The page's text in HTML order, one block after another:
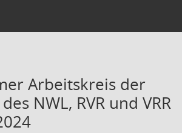
Arbeitskreis der
NWL, RVR und VRR